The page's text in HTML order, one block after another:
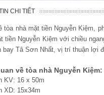
CHI TIẾT
tòa nhà mặt tiền Nguyễn Kiệm,
tiền Nguyễn Kiệm với chiều
bay Tâ Sơn Nhất, vị trí thuận lợi
về tòa nhà Nguyễn Kiệm:
KV: 16 x 50m
XD: 15x34m